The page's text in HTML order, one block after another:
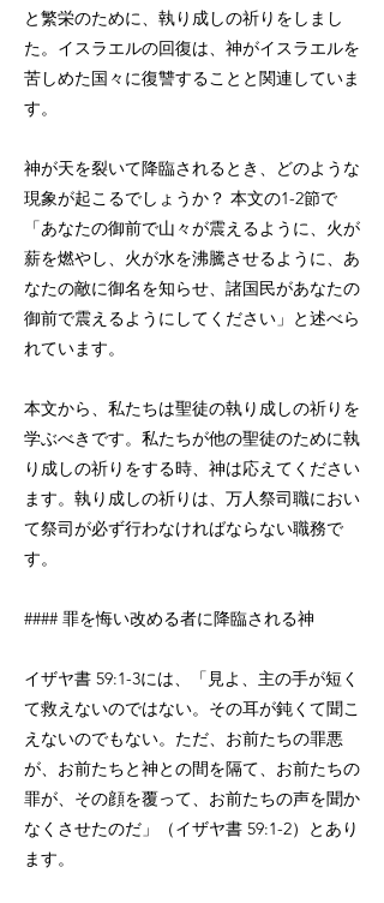
と繁栄のために、執り成しの祈りをしまし
た。イスラエルの回復は、神がイスラエルを
苦しめた国々に復讐することと関連していま
す。
神が天を裂いて降臨されるとき、どのような
現象が起こるでしょうか？ 本文の1-2節で
「あなたの御前で山々が震えるように、火が
薪を燃やし、火が水を沸騰させるように、あ
なたの敵に御名を知らせ、諸国民があなたの
御前で震えるようにしてください」と述べら
れています。
本文から、私たちは聖徒の執り成しの祈りを
学ぶべきです。私たちが他の聖徒のために執
り成しの祈りをする時、神は応えてください
ます。執り成しの祈りは、万人祭司職におい
て祭司が必ず行わなければならない職務で
す。
#### 罪を悔い改める者に降臨される神
イザヤ書 59:1-3には、「見よ、主の手が短く
て救えないのではない。その耳が鈍くて聞こ
えないのでもない。ただ、お前たちの罪悪
が、お前たちと神との間を隔て、お前たちの
罪が、その顔を覆って、お前たちの声を聞か
なくさせたのだ」（イザヤ書 59:1-2）とあり
ます。